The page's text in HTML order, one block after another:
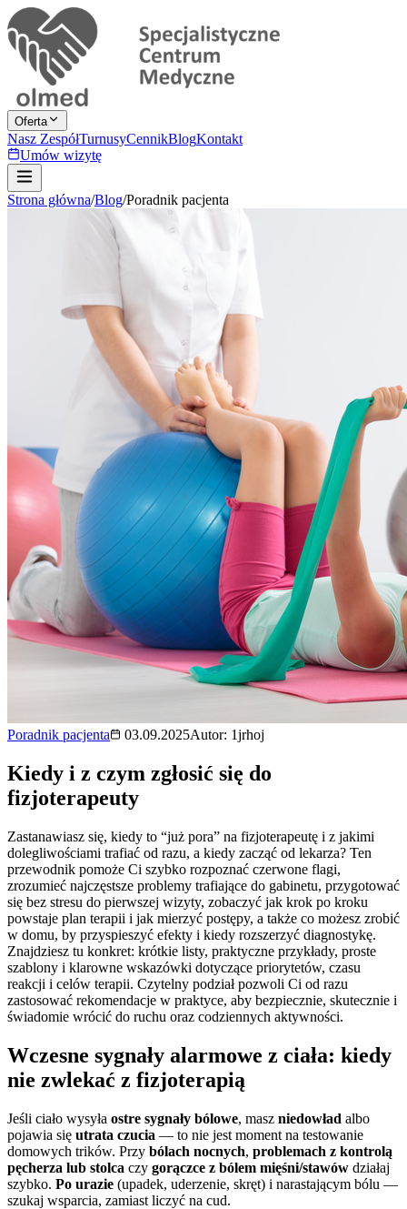
Oferta
Nasz ZespółTurnusyCennikBlogKontakt
Umów wizytę
Strona główna/Blog/Poradnik pacjenta
Poradnik pacjenta 03.09.2025Autor: 1jrhoj
Kiedy i z czym zgłosić się do
fizjoterapeuty
Zastanawiasz się, kiedy to “już pora” na fizjoterapeutę i z jakimi
dolegliwościami trafiać od razu, a kiedy zacząć od lekarza? Ten
przewodnik pomoże Ci szybko rozpoznać czerwone flagi,
zrozumieć najczęstsze problemy trafiające do gabinetu, przygotować
się bez stresu do pierwszej wizyty, zobaczyć jak krok po kroku
powstaje plan terapii i jak mierzyć postępy, a także co możesz zrobić
w domu, by przyspieszyć efekty i kiedy rozszerzyć diagnostykę.
Znajdziesz tu konkret: krótkie listy, praktyczne przykłady, proste
szablony i klarowne wskazówki dotyczące priorytetów, czasu
reakcji i celów terapii. Czytelny podział pozwoli Ci od razu
zastosować rekomendacje w praktyce, aby bezpiecznie, skutecznie i
świadomie wrócić do ruchu oraz codziennych aktywności.
Wczesne sygnały alarmowe z ciała: kiedy
nie zwlekać z fizjoterapią
Jeśli ciało wysyła ostre sygnały bólowe, masz niedowład albo
pojawia się utrata czucia — to nie jest moment na testowanie
domowych trików. Przy bólach nocnych, problemach z kontrolą
pęcherza lub stolca czy gorączce z bólem mięśni/stawów działaj
szybko. Po urazie (upadek, uderzenie, skręt) i narastającym bólu —
szukaj wsparcia, zamiast liczyć na cud.